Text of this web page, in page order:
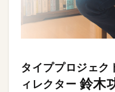
タイププロジェク
ィレクター 鈴木